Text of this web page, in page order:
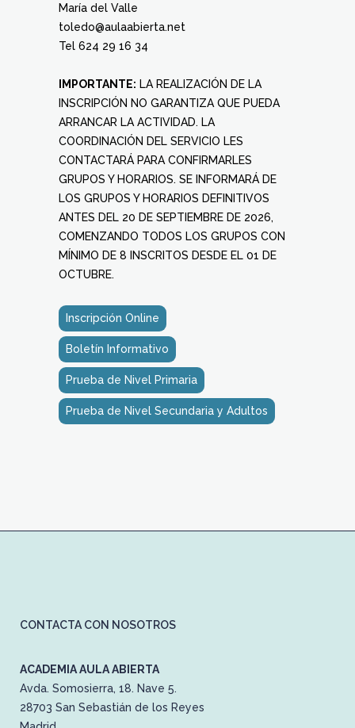
María del Valle
toledo@aulaabierta.net
Tel 624 29 16 34
IMPORTANTE: LA REALIZACIÓN DE LA
INSCRIPCIÓN NO GARANTIZA QUE PUEDA
ARRANCAR LA ACTIVIDAD. LA
COORDINACIÓN DEL SERVICIO LES
CONTACTARÁ PARA CONFIRMARLES
GRUPOS Y HORARIOS. SE INFORMARÁ DE
LOS GRUPOS Y HORARIOS DEFINITIVOS
ANTES DEL 20 DE SEPTIEMBRE DE 2026,
COMENZANDO TODOS LOS GRUPOS CON
MÍNIMO DE 8 INSCRITOS DESDE EL 01 DE
OCTUBRE.
Inscripción Online
Boletín Informativo
Prueba de Nivel Primaria
Prueba de Nivel Secundaria y Adultos
CONTACTA CON NOSOTROS
ACADEMIA AULA ABIERTA
Avda. Somosierra, 18. Nave 5.
28703 San Sebastián de los Reyes